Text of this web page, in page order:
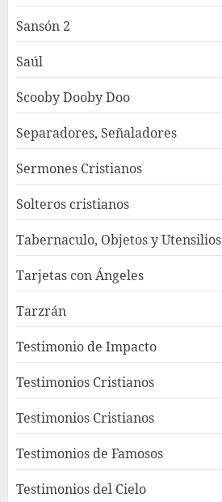
Sansón 2
Saúl
Scooby Dooby Doo
Separadores, Señaladores
Sermones Cristianos
Solteros cristianos
Tabernaculo, Objetos y Utensilios
Tarjetas con Ángeles
Tarzrán
Testimonio de Impacto
Testimonios Cristianos
Testimonios Cristianos
Testimonios de Famosos
Testimonios del Cielo